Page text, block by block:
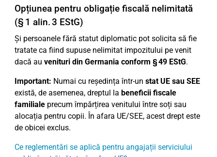
Opțiunea pentru obligație fiscală nelimitată
(§ 1 alin. 3 EStG)
Și persoanele fără statut diplomatic pot solicita să fie
tratate ca fiind supuse nelimitat impozitului pe venit
dacă au venituri din Germania conform § 49 EStG.
Important: Numai cu reședința într-un stat UE sau SEE
există, de asemenea, dreptul la beneficii fiscale
familiale precum împărțirea venitului între soți sau
alocația pentru copii. În afara UE/SEE, acest drept este
de obicei exclus.
Ce reglementări se aplică pentru angajații serviciului